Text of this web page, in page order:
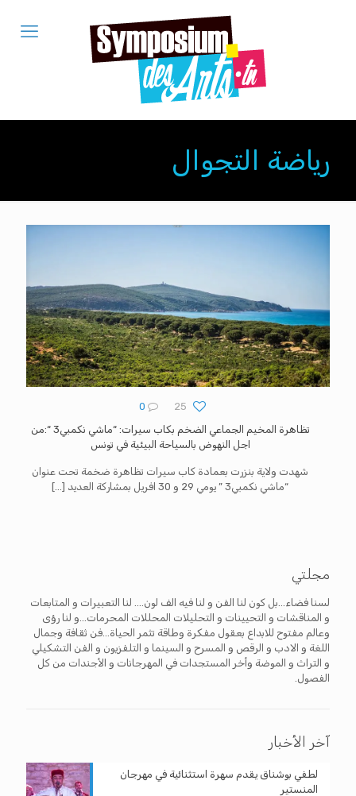
رياضة التجوال
25
0
تظاهرة المخيم الجماعي الضخم بكاب سيرات: “ماشي نكمبي3 “:من
اجل النهوض بالسياحة البيئية في تونس
شهدت ولاية بنزرت بعمادة كاب سيرات تظاهرة ضخمة تحت عنوان
“ماشي نكمبي3 ” يومي 29 و 30 افريل بمشاركة العديد
[…]
مجلتي
لسنا فضاء...بل كون لنا الفن و لنا فيه الف لون.... لنا التعبيرات و المتابعات
و المناقشات و التحيينات و التحليلات المحللات المحرمات...و لنا رؤى
وعالم مفتوح للابداع بعقول مفكرة وطاقة تثمر الحياة...فن ثقافة وجمال
اللغة و الادب و الرقص و المسرح و السينما و التلفزيون و الفن التشكيلي
و التراث و الموضة وأخر المستجدات في المهرجانات و الأجندات من كل
الفصول.
آخر الأخبار
لطفي بوشناق يقدم سهرة استثنائية في مهرجان
المنستير